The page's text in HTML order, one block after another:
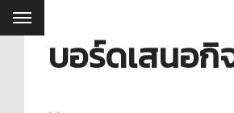
บอร์ดเสนอกิ